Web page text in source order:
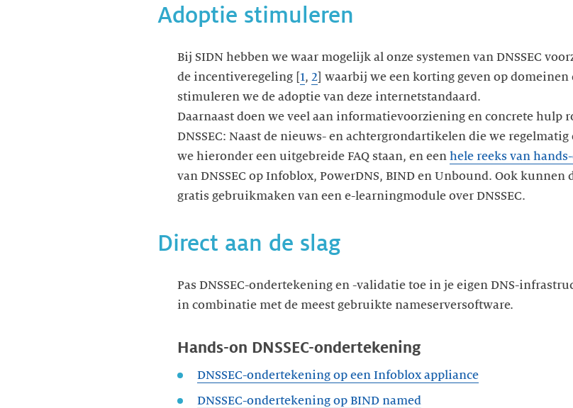
Adoptie stimuleren
Bij SIDN hebben we waar mogelijk al onze systemen van DNSSEC
de incentiveregeling [ 1, 2 ] waarbij we een korting geven op domeinen
stimuleren we de adoptie van deze internetstandaard.
Daarnaast doen we veel aan informatievoorziening en concrete hulp
DNSSEC: Naast de nieuws- en achtergrondartikelen die we
we hieronder een uitgebreide FAQ staan, en een hele reeks van
van DNSSEC op Infoblox, PowerDNS, BIND en Unbound. Ook
gratis gebruikmaken van een e-learningmodule over DNSSEC.
Direct aan de slag
Pas DNSSEC-ondertekening en -validatie toe in je eigen DNS-
in combinatie met de meest gebruikte nameserversoftware.
Hands-on DNSSEC-ondertekening
DNSSEC-ondertekening op een Infoblox appliance
DNSSEC-ondertekening op BIND named